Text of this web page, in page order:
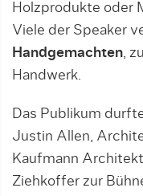
Holzprodukte oder
Viele der Speaker
Handgemachten,
Handwerk.
Das Publikum
Justin Allen,
Kaufmann
Ziehkoffer zur